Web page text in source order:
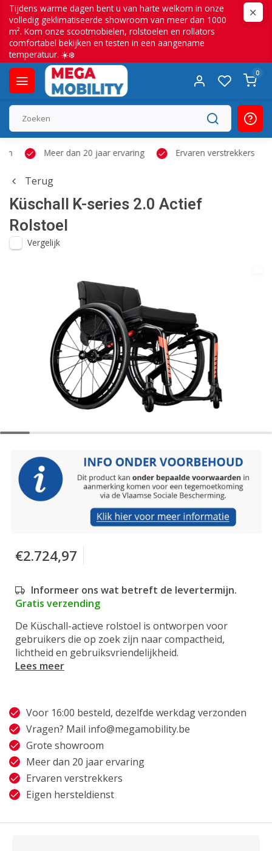
Tijdens warme dagen bent u van harte welkom in onze
volledig geklimatiseerde showroom van meer dan 1000
m². Kom onze scootmobielen, rolstoelen en rollators
comfortabel bekijken en testen in een aangename
temperatuur. ☀️❄️
0
Eigen hersteldienst Grote showroom Meer dan
Terug
Küschall K-series 2.0 Actief
Rolstoel
Vergelijk
€2.724,97
Informeer ons wat betreft de levertermijn.
Gratis verzending
De Küschall-actieve rolstoel is ontworpen voor
gebruikers die op zoek zijn naar compactheid,
lichtheid en gebruiksvriendelijkheid.
Lees meer
Voor 16:00 besteld, dezelfde werkdag verzonden
Vragen? Mail info@megamobility.be
Grote showroom
Meer dan 20 jaar ervaring
Ervaren verstrekkers
Eigen hersteldienst